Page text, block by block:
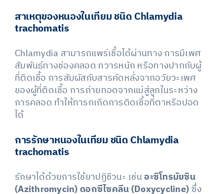
สาเหตุของหนองในเทียม ชนิด Chlamydia
trachomatis
Chlamydia สามารถแพร่เชื้อได้ผ่านทาง การมีเพศ
สัมพันธ์ทางช่องคลอด ทวารหนัก หรือทางปากกับผู้
ที่ติดเชื้อ การสัมผัสกับสารคัดหลั่งจากอวัยวะเพศ
ของผู้ที่ติดเชื้อ การถ่ายทอดจากแม่สู่ลูกในระหว่าง
การคลอด ทำให้ทารกเกิดการติดเชื้อที่ตาหรือปอด
ได้
การรักษาหนองในเทียม ชนิด Chlamydia
trachomatis
รักษาได้ด้วยการใช้ยาปฏิชีวนะ เช่นอะซิโทรมัยซิน
(Azithromycin) ดอกซีไซคลีน (Doxycycline)ซึ่ง